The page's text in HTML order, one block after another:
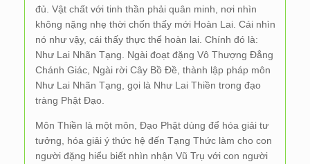
đủ. Vật chất với tinh thần phải quân minh, nơi nhìn
không nặng nhẹ thời chốn thấy mới Hoàn Lai. Cái nhìn
nó như vậy, cái thấy thực thể hoàn lai. Chính đó là:
Như Lai Nhãn Tạng. Ngài đoạt đặng Vô Thượng Đẳng
Chánh Giác, Ngài rời Cây Bồ Đề, thành lập pháp môn
Như Lai Nhãn Tạng, gọi là Như Lai Thiền trong đạo
tràng Phật Đạo.
Môn Thiền là một môn, Đạo Phật dùng để hóa giải tư
tưởng, hóa giải ý thức hệ đến Tạng Thức làm cho con
người đặng hiểu biết nhìn nhận Vũ Trụ với con người